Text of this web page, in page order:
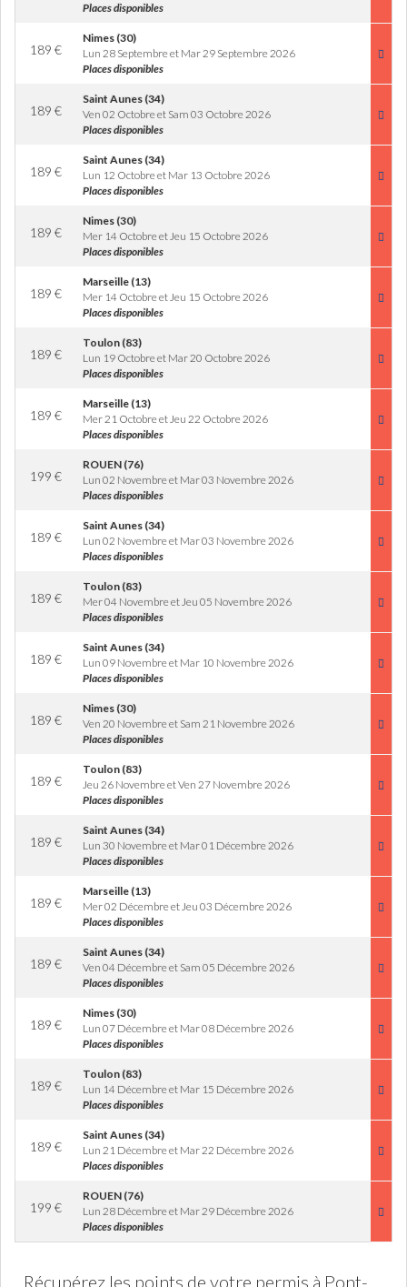
Places disponibles
189 €
Nimes (30)
Lun 28 Septembre et Mar 29 Septembre 2026
Places disponibles
189 €
Saint Aunes (34)
Ven 02 Octobre et Sam 03 Octobre 2026
Places disponibles
189 €
Saint Aunes (34)
Lun 12 Octobre et Mar 13 Octobre 2026
Places disponibles
189 €
Nimes (30)
Mer 14 Octobre et Jeu 15 Octobre 2026
Places disponibles
189 €
Marseille (13)
Mer 14 Octobre et Jeu 15 Octobre 2026
Places disponibles
189 €
Toulon (83)
Lun 19 Octobre et Mar 20 Octobre 2026
Places disponibles
189 €
Marseille (13)
Mer 21 Octobre et Jeu 22 Octobre 2026
Places disponibles
199 €
ROUEN (76)
Lun 02 Novembre et Mar 03 Novembre 2026
Places disponibles
189 €
Saint Aunes (34)
Lun 02 Novembre et Mar 03 Novembre 2026
Places disponibles
189 €
Toulon (83)
Mer 04 Novembre et Jeu 05 Novembre 2026
Places disponibles
189 €
Saint Aunes (34)
Lun 09 Novembre et Mar 10 Novembre 2026
Places disponibles
189 €
Nimes (30)
Ven 20 Novembre et Sam 21 Novembre 2026
Places disponibles
189 €
Toulon (83)
Jeu 26 Novembre et Ven 27 Novembre 2026
Places disponibles
189 €
Saint Aunes (34)
Lun 30 Novembre et Mar 01 Décembre 2026
Places disponibles
189 €
Marseille (13)
Mer 02 Décembre et Jeu 03 Décembre 2026
Places disponibles
189 €
Saint Aunes (34)
Ven 04 Décembre et Sam 05 Décembre 2026
Places disponibles
189 €
Nimes (30)
Lun 07 Décembre et Mar 08 Décembre 2026
Places disponibles
189 €
Toulon (83)
Lun 14 Décembre et Mar 15 Décembre 2026
Places disponibles
189 €
Saint Aunes (34)
Lun 21 Décembre et Mar 22 Décembre 2026
Places disponibles
199 €
ROUEN (76)
Lun 28 Décembre et Mar 29 Décembre 2026
Places disponibles
Récupérez les points de votre permis à Pont-